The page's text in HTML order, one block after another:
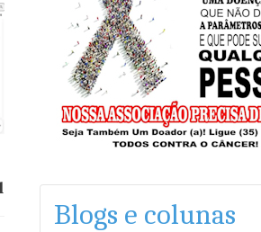
Blogs e colunas